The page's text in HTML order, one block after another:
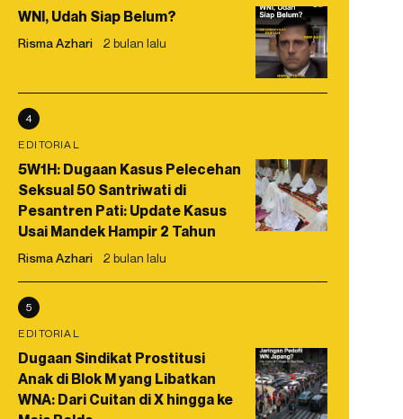
WNI, Udah Siap Belum?
Risma Azhari 2 bulan lalu
4
EDITORIAL
5W1H: Dugaan Kasus Pelecehan
Seksual 50 Santriwati di
Pesantren Pati: Update Kasus
Usai Mandek Hampir 2 Tahun
Risma Azhari 2 bulan lalu
5
EDITORIAL
Dugaan Sindikat Prostitusi
Anak di Blok M yang Libatkan
WNA: Dari Cuitan di X hingga ke